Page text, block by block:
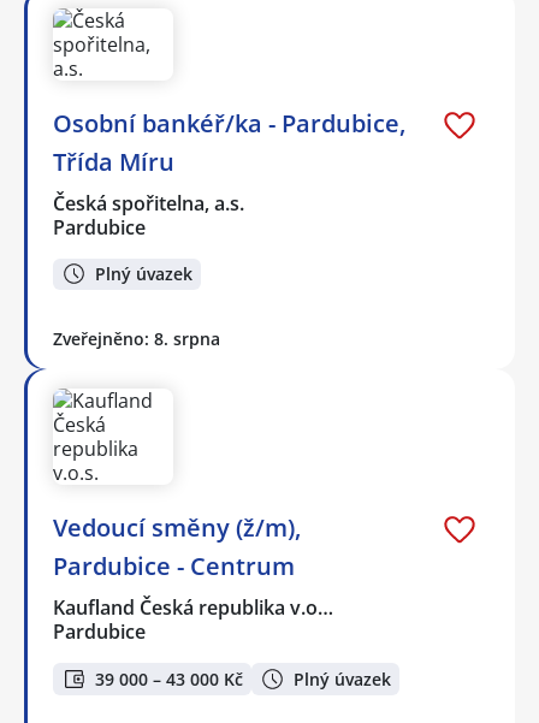
Osobní bankéř/ka - Pardubice,
Třída Míru
Česká spořitelna, a.s.
Pardubice
Plný úvazek
Zveřejněno: 8. srpna
Vedoucí směny (ž/m),
Pardubice - Centrum
Kaufland Česká republika v.o…
Pardubice
39 000 – 43 000 Kč Plný úvazek